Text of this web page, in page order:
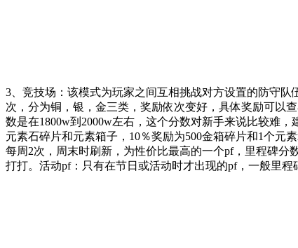
3、竞技场：该模式为玩家之间互相挑战对方设置的防守
次，分为铜，银，金三类，奖励依次变好，具体奖励可以
数是在1800w到2000w左右，这个分数对新手来说比较难
元素石碎片和元素箱子，10％奖励为500金箱碎片和1个元
每周2次，周末时刷新，为性价比最高的一个pf，里程碑
打打。活动pf：只有在节日或活动时才出现的pf，一般里